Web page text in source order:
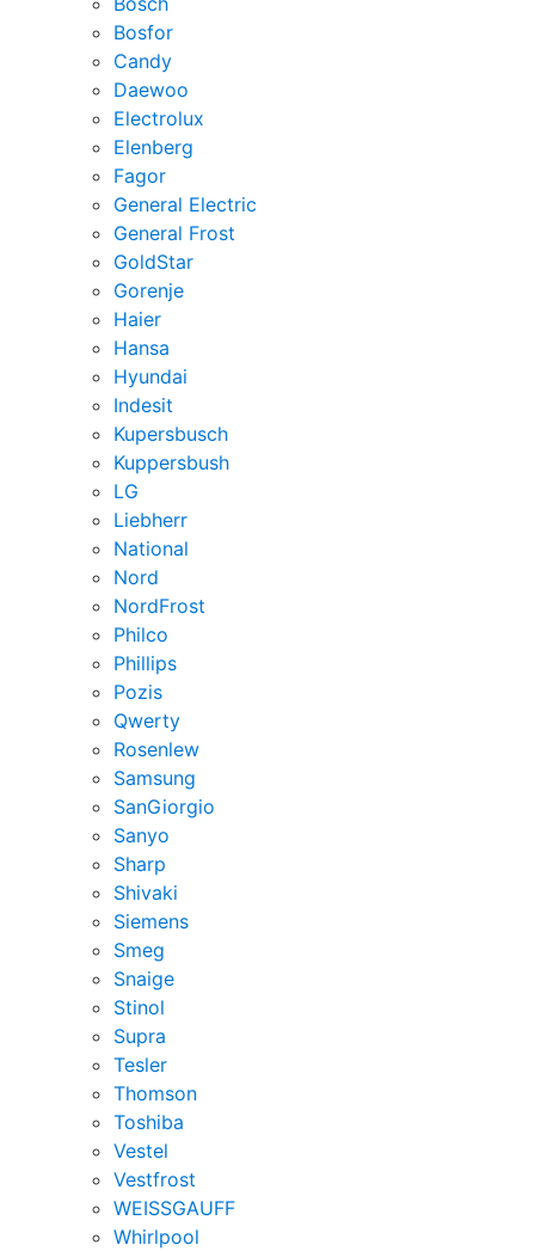
Bosfor
Candy
Daewoo
Electrolux
Elenberg
Fagor
General Electric
General Frost
GoldStar
Gorenje
Haier
Hansa
Hyundai
Indesit
Kupersbusch
Kuppersbush
LG
Liebherr
National
Nord
NordFrost
Philco
Phillips
Pozis
Qwerty
Rosenlew
Samsung
SanGiorgio
Sanyo
Sharp
Shivaki
Siemens
Smeg
Snaige
Stinol
Supra
Tesler
Thomson
Toshiba
Vestel
Vestfrost
WEISSGAUFF
Whirlpool